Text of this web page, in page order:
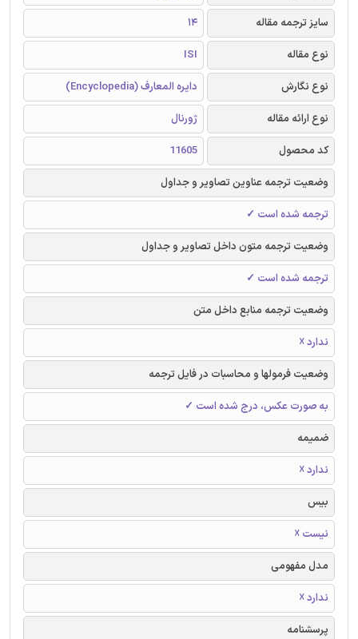
سایز ترجمه مقاله
14
نوع مقاله
ISI
نوع نگارش
دایره المعارف (Encyclopedia)
نوع ارائه مقاله
ژورنال
کد محصول
11605
وضعیت ترجمه عناوین تصاویر و جداول
ترجمه شده است ✓
وضعیت ترجمه متون داخل تصاویر و جداول
ترجمه شده است ✓
وضعیت ترجمه منابع داخل متن
ندارد ☓
وضعیت فرمولها و محاسبات در فایل ترجمه
به صورت عکس، درج شده است ✓
ضمیمه
ندارد ☓
بیس
نیست ☓
مدل مفهومی
ندارد ☓
پرسشنامه